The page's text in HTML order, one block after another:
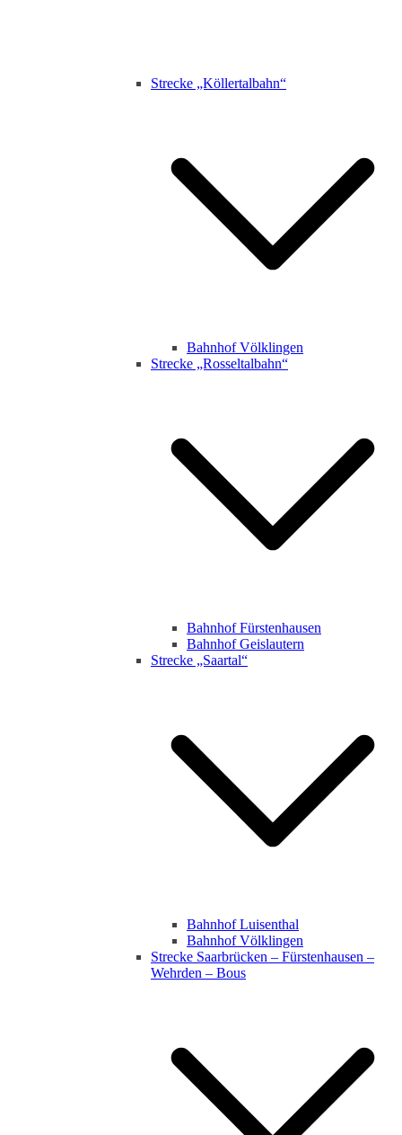
Strecke „Köllertalbahn“
Bahnhof Völklingen
Strecke „Rosseltalbahn“
Bahnhof Fürstenhausen
Bahnhof Geislautern
Strecke „Saartal“
Bahnhof Luisenthal
Bahnhof Völklingen
Strecke Saarbrücken – Fürstenhausen –
Wehrden – Bous